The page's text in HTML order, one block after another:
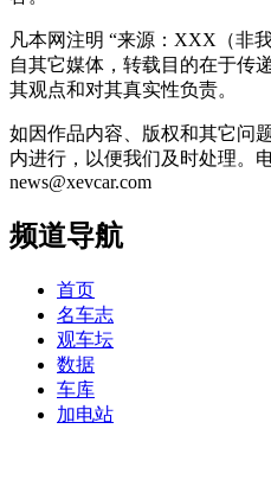
凡本网注明 “来源：XXX（非
自其它媒体，转载目的在于传
其观点和对其真实性负责。
如因作品内容、版权和其它问
内进行，以便我们及时处理。
news@xevcar.com
频道导航
首页
名车志
观车坛
数据
车库
加电站